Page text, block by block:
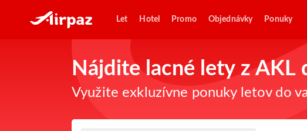
Let Hotel Promo Objednávky Ponuky
Nájdite lacné lety z AKL
Využite exkluzívne ponuky letov do